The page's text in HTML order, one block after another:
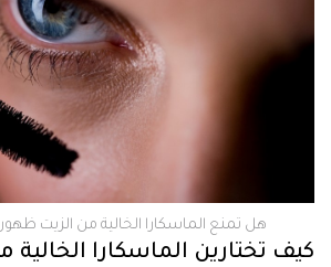
هل تمنع الماسكارا الخالية من الزيت ظهور
كيف تختارين الماسكارا الخالية